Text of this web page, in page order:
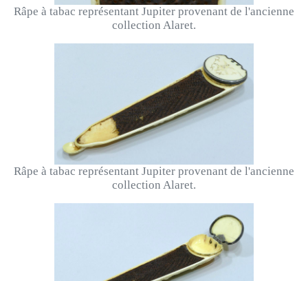
Râpe à tabac représentant Jupiter provenant de l'ancienne
collection Alaret.
Râpe à tabac représentant Jupiter provenant de l'ancienne
collection Alaret.